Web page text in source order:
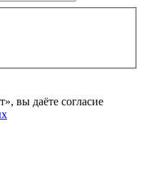
вы даёте согласие